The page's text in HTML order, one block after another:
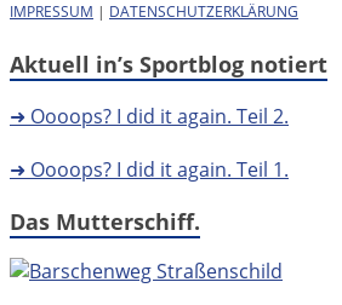
IMPRESSUM | DATENSCHUTZERKLÄRUNG
Aktuell in’s Sportblog notiert
➜ Oooops? I did it again. Teil 2.
➜ Oooops? I did it again. Teil 1.
Das Mutterschiff.